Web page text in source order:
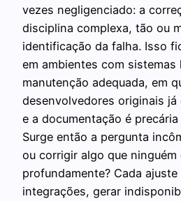
vezes negligenciado: a
disciplina complexa, tão ou
identificação da falha. Isso
em ambientes com sistemas
manutenção adequada, em
desenvolvedores originais já
e a documentação é
Surge então a pergunta
ou corrigir algo que ninguém
profundamente? Cada
integrações, gerar